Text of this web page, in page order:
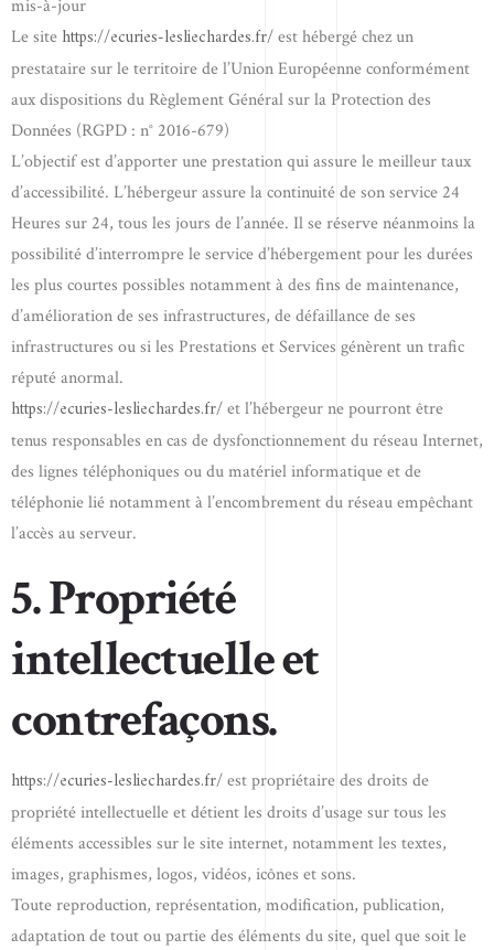
mis-à-jour
Le site https://ecuries-lesliechardes.fr/est hébergé chez un
prestataire sur le territoire de l’Union Européenne conformément
aux dispositions du Règlement Général sur la Protection des
Données (RGPD : n° 2016-679)
L’objectif est d’apporter une prestation qui assure le meilleur taux
d’accessibilité. L’hébergeur assure la continuité de son service 24
Heures sur 24, tous les jours de l’année. Il se réserve néanmoins la
possibilité d’interrompre le service d’hébergement pour les durées
les plus courtes possibles notamment à des fins de maintenance,
d’amélioration de ses infrastructures, de défaillance de ses
infrastructures ou si les Prestations et Services génèrent un trafic
réputé anormal.
https://ecuries-lesliechardes.fr/et l’hébergeur ne pourront être
tenus responsables en cas de dysfonctionnement du réseau Internet,
des lignes téléphoniques ou du matériel informatique et de
téléphonie lié notamment à l’encombrement du réseau empêchant
l’accès au serveur.
5. Propriété
intellectuelle et
contrefaçons.
https://ecuries-lesliechardes.fr/est propriétaire des droits de
propriété intellectuelle et détient les droits d’usage sur tous les
éléments accessibles sur le site internet, notamment les textes,
images, graphismes, logos, vidéos, icônes et sons.
Toute reproduction, représentation, modification, publication,
adaptation de tout ou partie des éléments du site, quel que soit le